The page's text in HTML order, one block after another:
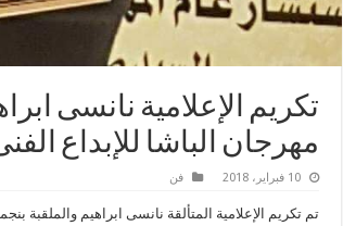
تكريم الإعلامية نانسى
مهرجان الباشا للإبداع
10 فبراير، 2018 فن
تم تكريم الإعلامية المتألقة نانسى ابراهيم والملقبة